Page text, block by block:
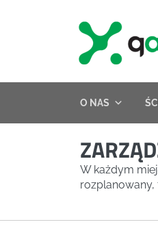
O NAS
W każdym
rozplanowany,